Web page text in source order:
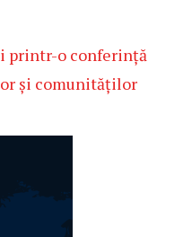
printr-o conferință
și comunităților